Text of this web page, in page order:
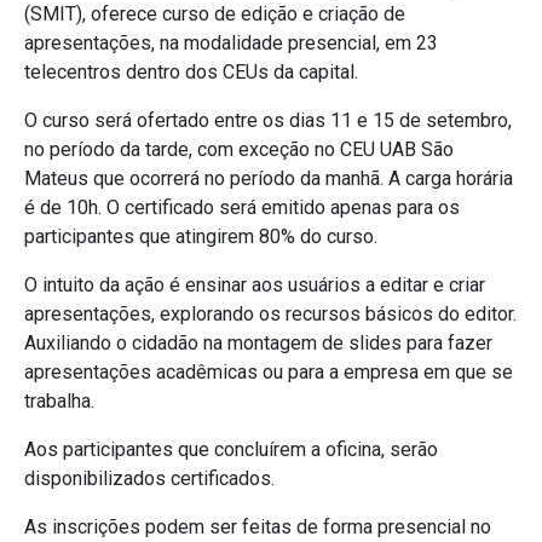
(SMIT), oferece curso de edição e criação de
apresentações, na modalidade presencial, em 23
telecentros dentro dos CEUs da capital.
O curso será ofertado entre os dias 11 e 15 de setembro,
no período da tarde, com exceção no CEU UAB São
Mateus que ocorrerá no período da manhã. A carga horária
é de 10h. O certificado será emitido apenas para os
participantes que atingirem 80% do curso.
O intuito da ação é ensinar aos usuários a editar e criar
apresentações, explorando os recursos básicos do editor.
Auxiliando o cidadão na montagem de slides para fazer
apresentações acadêmicas ou para a empresa em que se
trabalha.
Aos participantes que concluírem a oficina, serão
disponibilizados certificados.
As inscrições podem ser feitas de forma presencial no